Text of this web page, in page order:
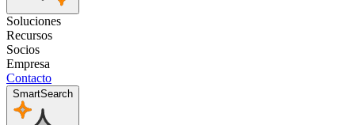
Soluciones
Recursos
Socios
Empresa
Contacto
SmartSearch